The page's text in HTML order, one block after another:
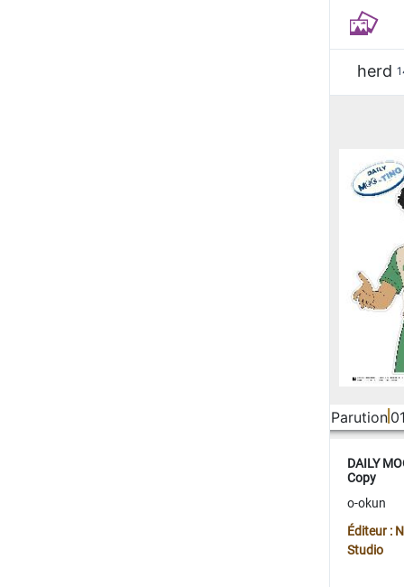
herd
Parution
DAILY
Copy
o-okun
Éditeur :
Studio